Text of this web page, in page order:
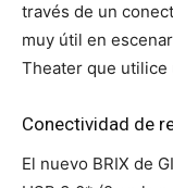
través de un
muy útil en
Theater que utilice
Conectividad de
El nuevo BRIX de